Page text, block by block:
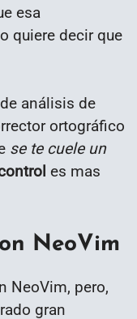
esa
quiere decir que
análisis de
ortográfico
se te cuele un
es mas
NeoVim
NeoVim, pero,
gran